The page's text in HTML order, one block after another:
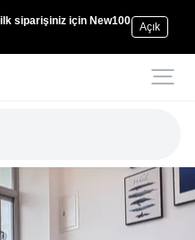
siparişiniz için New100
Açık